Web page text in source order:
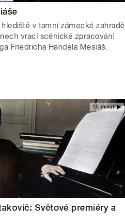
v tamní zámecké zahradě
vrací scénické zpracování
Friedricha Händela Mesiáš.
10 minut
Světové premiéry a